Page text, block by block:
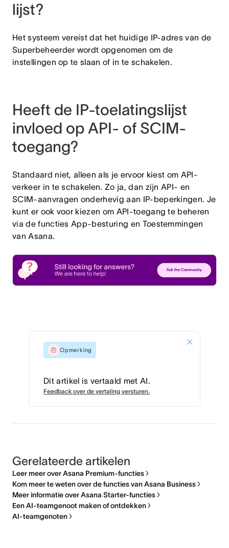
lijst?
Het systeem vereist dat het huidige IP-adres van de
Superbeheerder wordt opgenomen om de
instellingen op te slaan of in te schakelen.
Heeft de IP-toelatingslijst
invloed op API- of SCIM-
toegang?
Standaard niet, alleen als je ervoor kiest om API-
verkeer in te schakelen. Zo ja, dan zijn API- en
SCIM-aanvragen onderhevig aan IP-beperkingen. Je
kunt er ook voor kiezen om API-toegang te beheren
via de functies App-besturing en Toestemmingen
van Asana.
Opmerking
Dit artikel is vertaald met AI.
Feedback over de vertaling versturen.
Gerelateerde artikelen
Leer meer over Asana Premium-functies
Kom meer te weten over de functies van Asana Business
Meer informatie over Asana Starter-functies
Een AI-teamgenoot maken of ontdekken
AI-teamgenoten